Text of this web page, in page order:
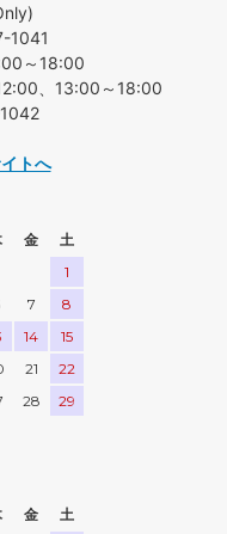
1041
～18:00
、13:00～18:00
トへ
金
土
1
7
8
14
15
21
22
28
29
金
土